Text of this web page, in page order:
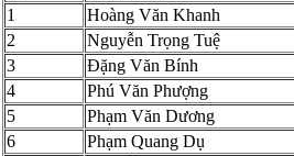
1
Hoàng Văn Khanh
2
Nguyễn Trọng Tuệ
3
Đặng Văn Bính
4
Phú Văn Phượng
5
Phạm Văn Dương
6
Phạm Quang Dụ